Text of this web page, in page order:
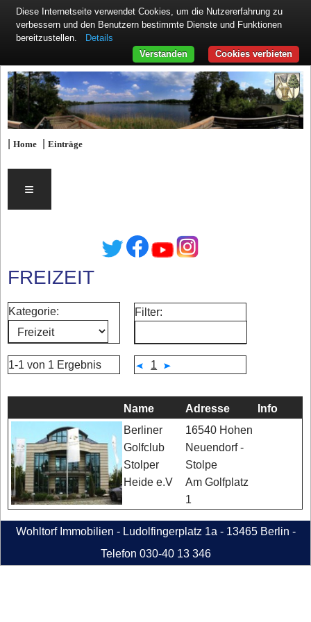
|Home |Einträge
≡
FREIZEIT
Kategorie: Filter:
1-1 von 1 Ergebnis 1
Name Adresse Info
Berliner
Golfclub
Stolper
Heide e.V
16540 Hohen
Neuendorf -
Stolpe
Am Golfplatz
1
Wohltorf Immobilien - Ludolfingerplatz 1a - 13465 Berlin -
Telefon 030-40 13 346
Diese Internetseite verwendet Cookies, um die Nutzererfahrung zu
verbessern und den Benutzern bestimmte Dienste und Funktionen
bereitzustellen.
Details
Cookies verbieten
Verstanden